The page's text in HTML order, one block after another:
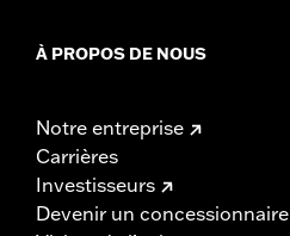
À PROPOS DE NOUS
Notre entreprise
Carrières
Investisseurs
Devenir un concessionnaire